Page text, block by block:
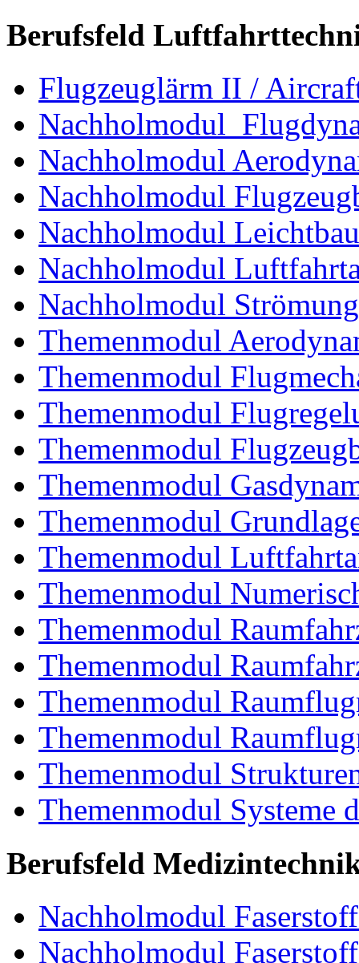
Berufsfeld
Flugzeuglärm II /
Nachholmodul
Nachholmodul
Nachholmodul
Nachholmodul Leichtbau
Nachholmodul
Nachholmodul
Themenmodul
Themenmodul
Themenmodul
Themenmodul
Themenmodul
Themenmodul
Themenmodul
Themenmodul
Themenmodul
Themenmodul
Themenmodul
Themenmodul
Themenmodul
Themenmodul Systeme
Berufsfeld
Nachholmodul
Nachholmodul